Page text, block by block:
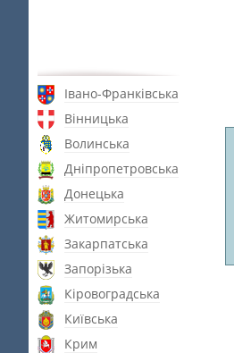
Івано-Франківська
Вінницька
Волинська
Дніпропетровська
Донецька
Житомирська
Закарпатська
Запорізька
Кіровоградська
Київська
Крим